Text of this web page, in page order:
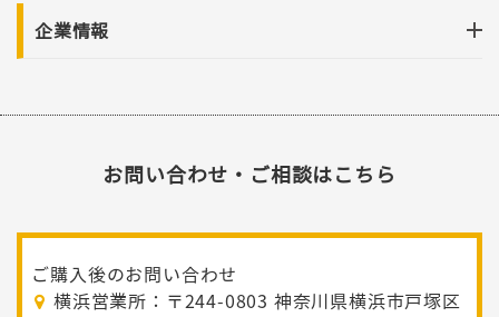
企業情報
お問い合わせ・ご相談はこちら
ご購入後のお問い合わせ
横浜営業所：〒244-0803 神奈川県横浜市戸塚区